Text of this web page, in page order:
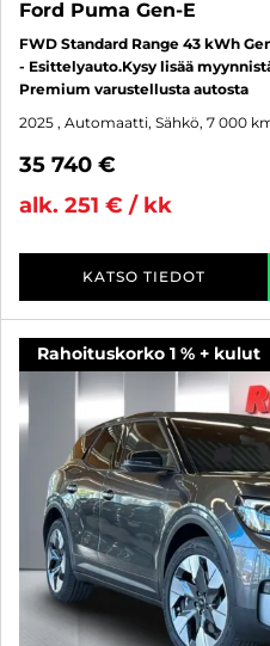
Ford Puma Gen-E
FWD Standard Range 43 kWh
- Esittelyauto.Kysy lisää
Premium varustellusta autosta
2025 , Automaatti, Sähkö, 7 000
35 740 €
alk. 251 € / kk
KATSO TIEDOT
Rahoituskorko 1 % + kulut